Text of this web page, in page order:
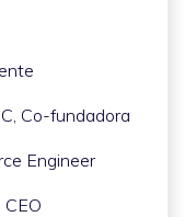
Co-fundadora
Engineer